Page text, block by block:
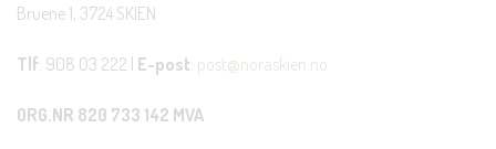
Bruene 1, 3724 SKIEN
Tlf: 908 03 222 | E-post: post@noraskien.no
ORG.NR 820 733 142 MVA